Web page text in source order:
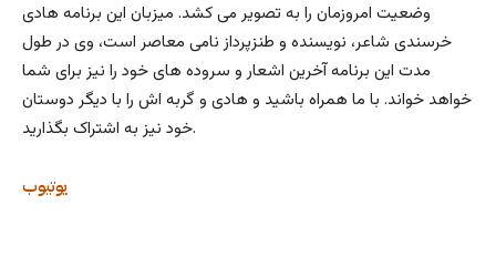
وضعیت امروزمان را به تصویر می کشد. میزبان این برنامه هادی
خرسندی شاعر، نویسنده و طنزپرداز نامی معاصر است، وی در طول
مدت این برنامه آخرین اشعار و سروده های خود را نیز برای شما
خواهد خواند. با ما همراه باشید و هادی و گربه اش را با دیگر دوستان
خود نیز به اشتراک بگذارید.
یوتیوب